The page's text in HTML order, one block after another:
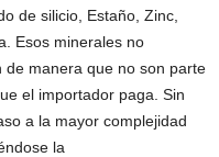
de silicio, Estaño, Zinc,
Esos minerales no
manera que no son parte
el importador paga. Sin
a la mayor complejidad
la